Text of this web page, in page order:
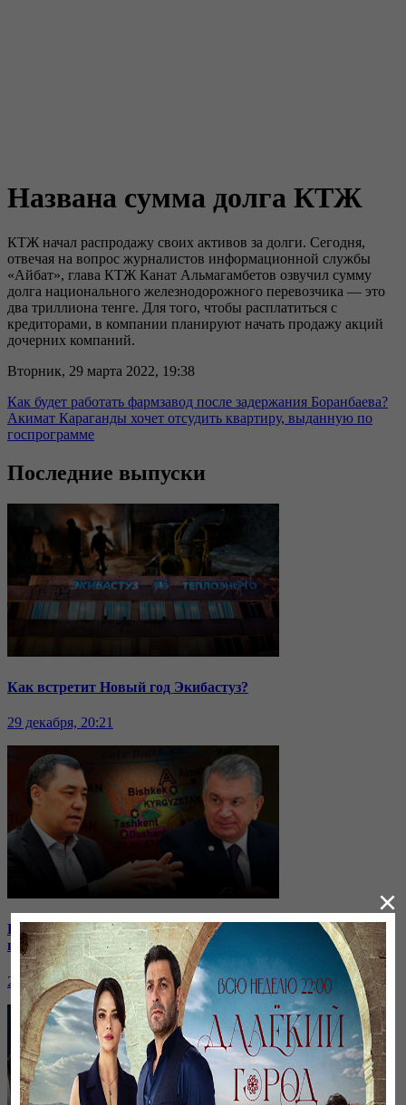
Названа сумма долга КТЖ
КТЖ начал распродажу своих активов за долги. Сегодня,
отвечая на вопрос журналистов информационной службы
«Айбат», глава КТЖ Канат Альмагамбетов озвучил сумму
долга национального железнодорожного перевозчика — это
два триллиона тенге. Для того, чтобы расплатиться с
кредиторами, в компании планируют начать продажу акций
дочерних компаний.
Вторник, 29 марта 2022, 19:38
Как будет работать фармзавод после задержания Боранбаева?
Акимат Караганды хочет отсудить квартиру, выданную по
госпрограмме
Последние выпуски
Как встретит Новый год Экибастуз?
29 декабря, 20:21
Кыргызстан отдаёт водохранилище: на какие уступки
пошли соседи?
24 ноября, 20:44
×